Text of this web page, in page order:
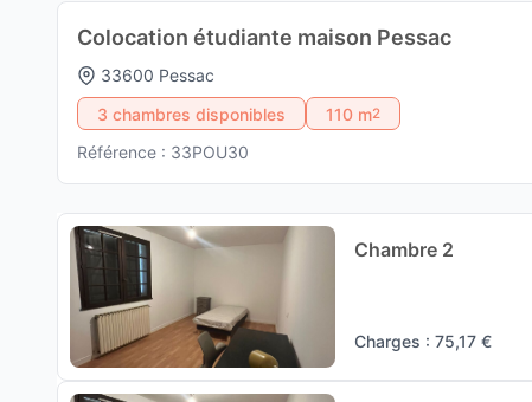
Colocation étudiante maison Pessac
33600 Pessac
3 chambres disponibles
110 m2
Référence : 33POU30
Chambre 2
Charges : 75,17 €